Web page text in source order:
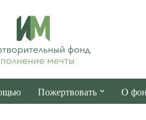
Пожертвовать О